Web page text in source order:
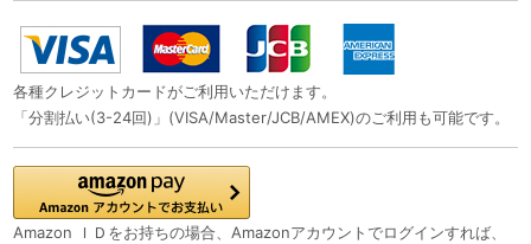
各種クレジットカードがご利用いただけます。
「分割払い(3-24回)」(VISA/Master/JCB/AMEX)のご利用も可能です。
Amazon ＩＤをお持ちの場合、Amazonアカウントでログインすれば、